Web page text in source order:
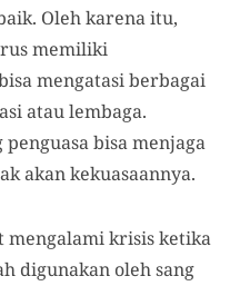
Oleh karena itu,
memiliki
mengatasi berbagai
atau lembaga.
bisa menjaga
akan kekuasaannya.
mengalami krisis ketika
digunakan oleh sang